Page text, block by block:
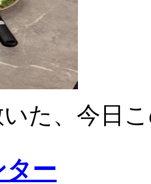
た、今日
ター